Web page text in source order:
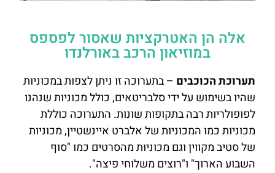
אלה הן האטרקציות שאסור לפספס
במוזיאון הרכב באורלנדו
תערוכת הכוכבים – בתערוכה זו ניתן לצפות במכוניות
שהיו בשימוש על ידי סלבריטאים, כולל מכוניות שנהנו
לפופולריות רבה בתקופות שונות. התערוכה כוללת
מכוניות כמו המכוניות של אלברט איינשטיין, מכוניות
של סטיב מקווין וגם מכוניות מהסרטים כמו "סוף
השבוע הארוך" ו"רוצים משלוחי פיצה".